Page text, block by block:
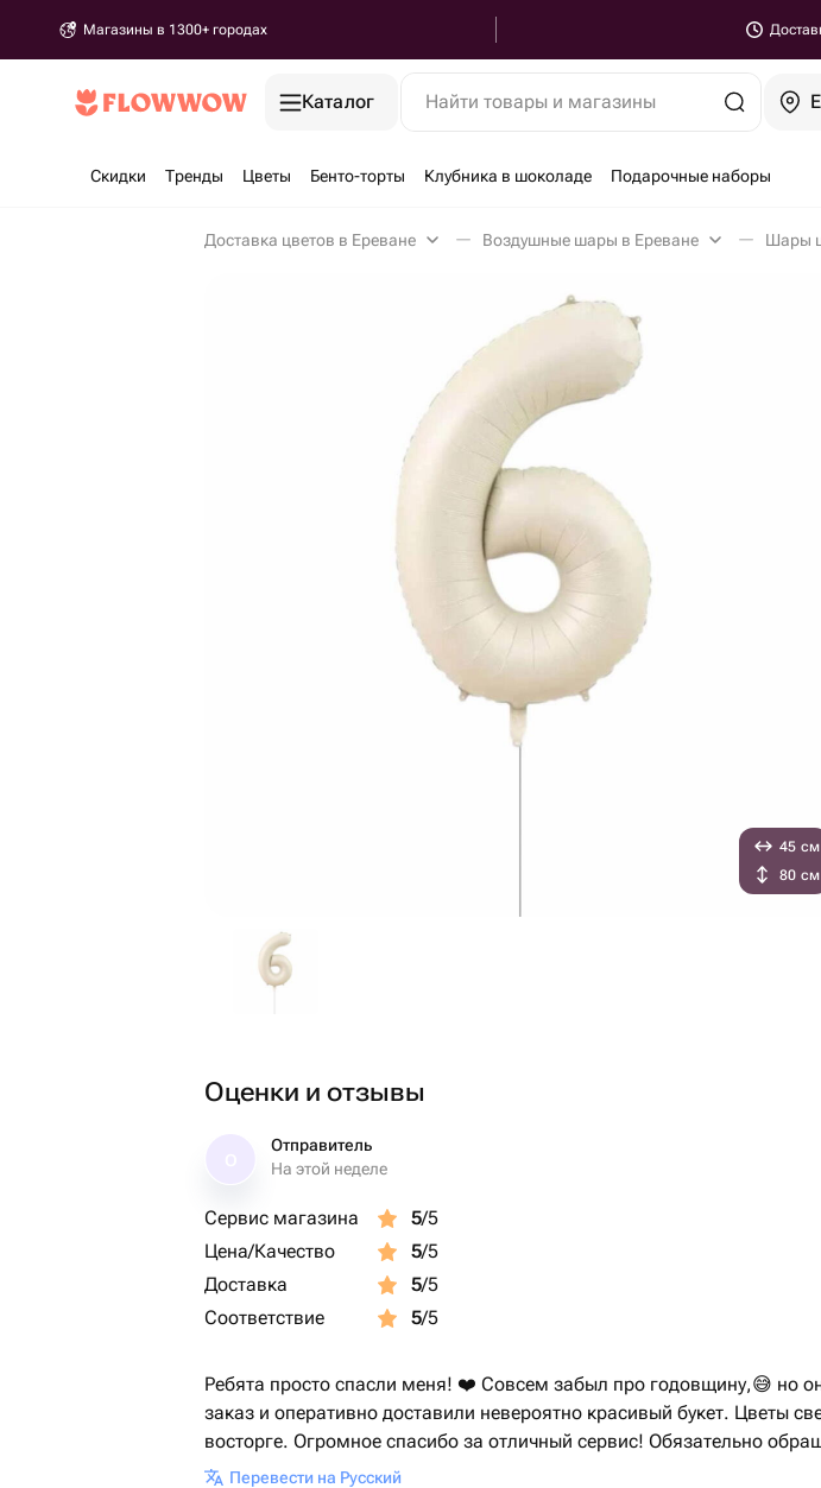
Магазины в 1300+ городах
Каталог Найти товары и магазины
Скидки Тренды Цветы Бенто-торты Клубника в шоколаде Подарочные наборы
Доставка цветов в Ереване Воздушные шары в Ереване Шары
45 см
80 см
Оценки и отзывы
Отправитель
На этой неделе
Сервис магазина 5/5
Цена/Качество
5/5
Доставка
5/5
Соответствие
5/5
Ребята просто спасли меня! ❤️ Совсем забыл про годовщину,😅 но
заказ и оперативно доставили невероятно красивый букет. Цветы
восторге. Огромное спасибо за отличный сервис! Обязательно
Перевести на Русский